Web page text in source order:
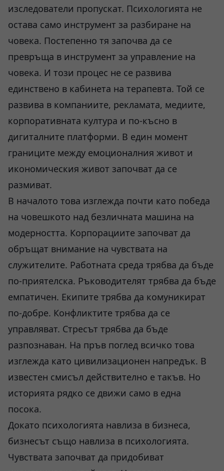
изследователи пропускат. Психологията не
остава само инструмент за разбиране на
човека. Постепенно тя започва да се
превръща в инструмент за управление на
човека. И този процес не се развива
единствено в кабинета на терапевта. Той се
развива в компаниите, рекламата, медиите,
корпоративната култура и по-късно в
дигиталните платформи. В един момент
границите между емоционалния живот и
икономическия живот започват да се
размиват.
В началото това изглежда почти като победа
на човешкото над безличната машина на
модерността. Корпорациите започват да
обръщат внимание на чувствата на
служителите. Работната среда трябва да бъде
по-приятелска. Ръководителят трябва да бъде
емпатичен. Екипите трябва да комуникират
по-добре. Конфликтите трябва да се
управляват. Стресът трябва да бъде
разпознаван. На пръв поглед всичко това
изглежда като цивилизационен напредък. В
известен смисъл действително е такъв. Но
историята рядко се движи само в една
посока.
Докато психологията навлиза в бизнеса,
бизнесът също навлиза в психологията.
Чувствата започват да придобиват